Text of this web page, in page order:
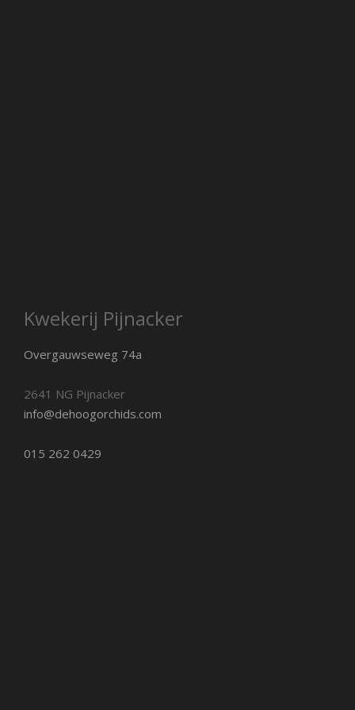
Kwekerij Pijnacker
Overgauwseweg 74a
2641 NG Pijnacker
info@dehoogorchids.com
015 262 0429